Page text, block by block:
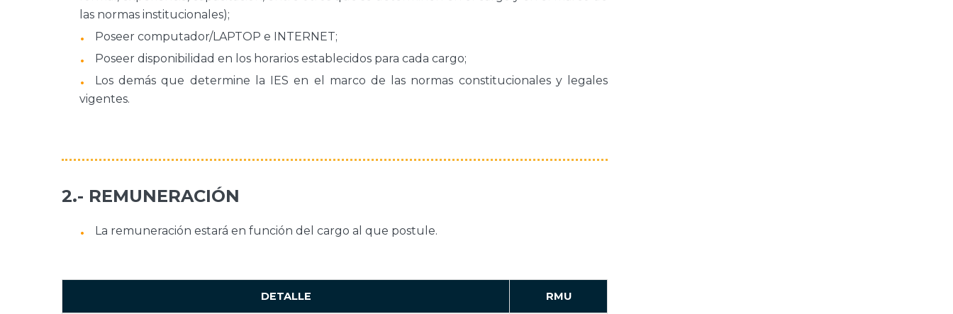
las normas institucionales);
Poseer computador/LAPTOP e INTERNET;
Poseer disponibilidad en los horarios establecidos para cada cargo;
Los demás que determine la IES en el marco de las normas constitucionales y legales
vigentes.
2.- REMUNERACIÓN
La remuneración estará en función del cargo al que postule.
DETALLE RMU